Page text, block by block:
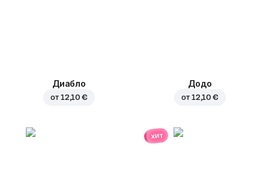
Диабло
от 12,10 €
Додо
от 12,10 €
хит